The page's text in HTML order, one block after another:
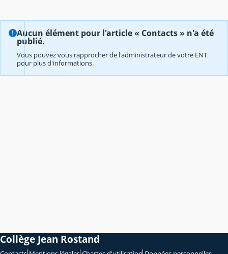
Aucun élément pour l'article « Contacts » n'a été
publié.
Vous pouvez vous rapprocher de l'administrateur de votre ENT
pour plus d'informations.
Collège Jean Rostand